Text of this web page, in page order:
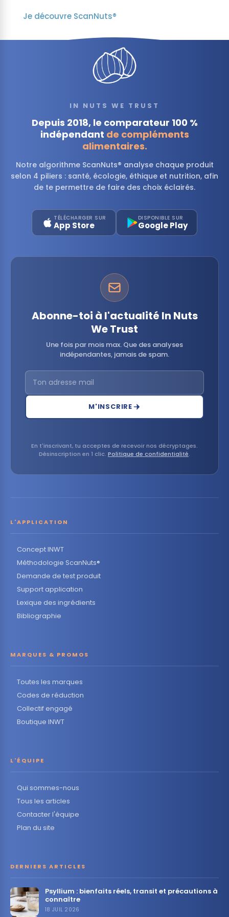
Je découvre ScanNuts®
IN NUTS WE TRUST
Depuis 2018, le comparateur 100 %
indépendant de compléments
alimentaires.
Notre algorithme ScanNuts® analyse chaque produit
selon 4 piliers : santé, écologie, éthique et nutrition, afin
de te permettre de faire des choix éclairés.
TÉLÉCHARGER SUR
App Store
DISPONIBLE SUR
Google Play
Abonne-toi à l'actualité In Nuts
We Trust
Une fois par mois max. Que des analyses
indépendantes, jamais de spam.
M'INSCRIRE
En t'inscrivant, tu acceptes de recevoir nos décryptages.
Désinscription en 1 clic. Politique de confidentialité.
L'APPLICATION
Concept INWT
Méthodologie ScanNuts®
Demande de test produit
Support application
Lexique des ingrédients
Bibliographie
MARQUES & PROMOS
Toutes les marques
Codes de réduction
Collectif engagé
Boutique INWT
L'ÉQUIPE
Qui sommes-nous
Tous les articles
Contacter l'équipe
Plan du site
DERNIERS ARTICLES
Psyllium : bienfaits réels, transit et précautions à
connaître
18 JUIL 2026